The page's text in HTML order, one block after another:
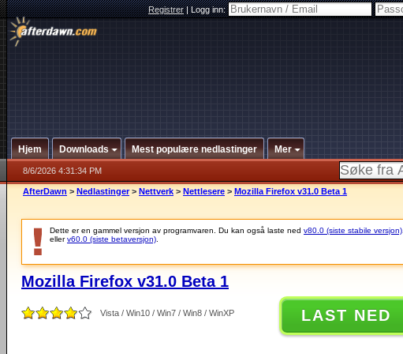
Registrer|Logg inn:
Hjem Downloads Mest populære nedlastinger Mer
8/6/2026 4:31:34 PM
AfterDawn > Nedlastinger > Nettverk > Nettlesere > Mozilla Firefox v31.0 Beta 1
Dette er en gammel versjon av programvaren. Du kan også laste ned v80.0 (siste stabile versjon)
ellerv60.0 (siste betaversjon)
Mozilla Firefox v31.0 Beta 1
Vista / Win10 / Win7 / Win8 / WinXP LAST NED